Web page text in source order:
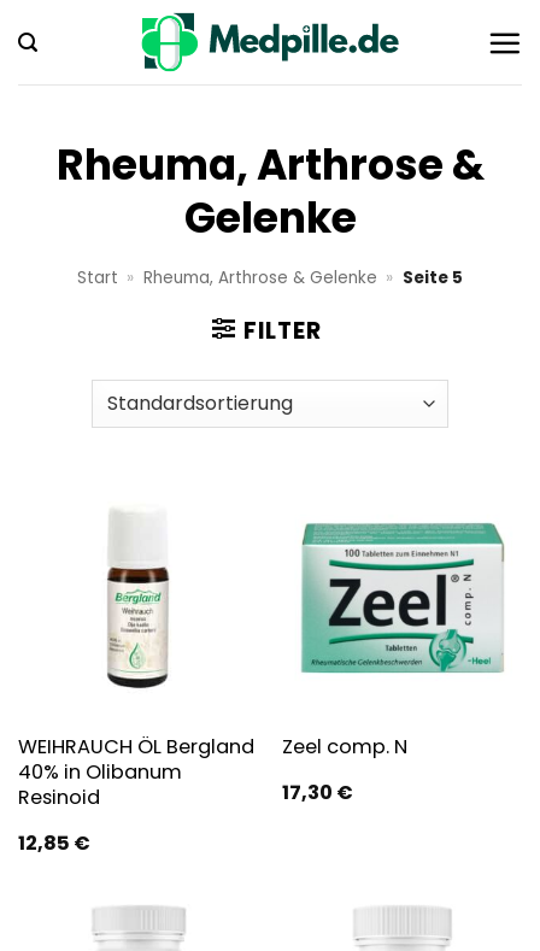
Inhalt
springen
Rheuma, Arthrose &
Gelenke
Start » Rheuma, Arthrose & Gelenke » Seite 5
FILTER
WEIHRAUCH ÖL Bergland
40% in Olibanum
Resinoid
12,85 €
Zeel comp. N
17,30 €